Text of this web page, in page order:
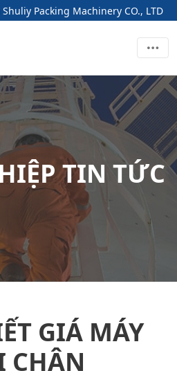
Packing Machinery CO., LTD
TIN TỨC
GIÁ MÁY
CHÂN